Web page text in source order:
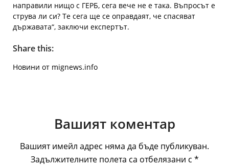
направили нищо с ГЕРБ, сега вече не е така. Въпросът е
струва ли си? Те сега ще се оправдаят, че спасяват
държавата“, заключи експертът.
Share this:
Новини от mignews.info
Вашият коментар
Вашият имейл адрес няма да бъде публикуван.
Задължителните полета са отбелязани с *